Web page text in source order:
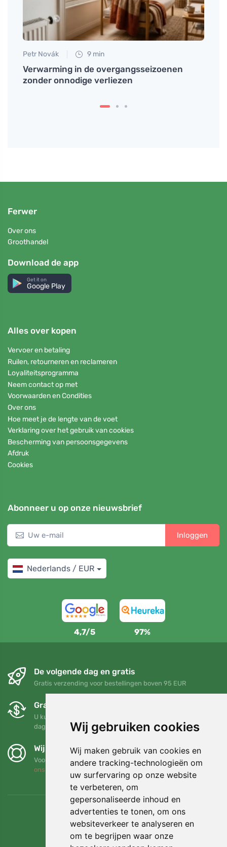
Wij gebruiken cookies
Wij maken gebruik van cookies en
andere tracking-technologieën om
uw surfervaring op onze website
te verbeteren, om
gepersonaliseerde inhoud en
advertenties te tonen, om ons
websiteverkeer te analyseren en
om te begrijpen waar onze
Petr Novák 9 min
Verwarming in de overgangsseizoenen
zonder onnodige verliezen
Ferwer
Over ons
Groothandel
Download de app
Get it on
Google Play
Alles over kopen
Vervoer en betaling
Ruilen, retourneren en reclameren
Loyaliteitsprogramma
Neem contact op met
Voorwaarden en Condities
Over ons
Hoe meet je de lengte van de voet
Verklaring over het gebruik van cookies
Bescherming van persoonsgegevens
Afdruk
Cookies
Abonneer u op onze nieuwsbrief
Inloggen
Nederlands / EUR
4,7/5 97%
De volgende dag en gratis
Gratis verzending voor bestellingen boven 95 EUR
Gratis ruilen en retourneren
U kunt uw bestelling op elk gewenst moment binnen 90
dagen retourneren of ruilen
Wij steunen Trees.org
Voor elke bestelling planten we een boom! Lees meer Over
ons